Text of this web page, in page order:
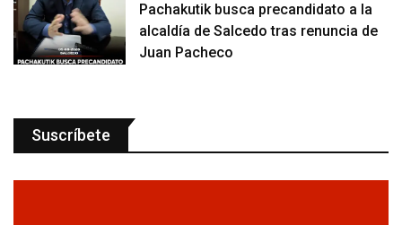
Pachakutik busca precandidato a la
alcaldía de Salcedo tras renuncia de
Juan Pacheco
Suscríbete